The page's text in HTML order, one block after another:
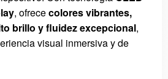
, ofrececolores vibrantes,
brillo y fluidez excepcional,
visual inmersiva y de